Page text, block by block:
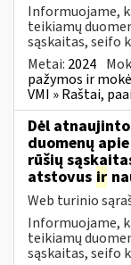
Informuojame,
teikiamų
sąskaitas, seifo
Metai: 2024
pažymos ir
VMI » Raštai,
Dėl
duomenų
rūšių
atstovus ir
Web turinio
Informuojame,
teikiamų
sąskaitas, seifo